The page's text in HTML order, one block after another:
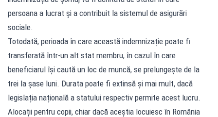
persoana a lucrat și a contribuit la sistemul de asigurări
sociale.
Totodată, perioada în care această indemnizație poate fi
transferată într-un alt stat membru, în cazul în care
beneficiarul își caută un loc de muncă, se prelungește de la
trei la șase luni. Durata poate fi extinsă și mai mult, dacă
legislația națională a statului respectiv permite acest lucru.
Alocații pentru copii, chiar dacă aceștia locuiesc în România